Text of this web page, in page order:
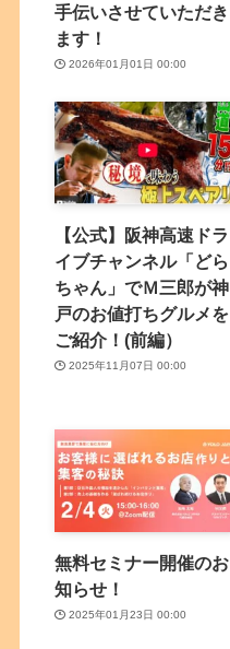
手伝いさせていただき
ます！
2026年01月01日 00:00
【公式】阪神高速ドラ
イブチャンネル「どら
ちゃん」でＭ三郎が神
戸のお値打ちグルメを
ご紹介！(前編）
2025年11月07日 00:00
無料セミナー開催のお
知らせ！
2025年01月23日 00:00